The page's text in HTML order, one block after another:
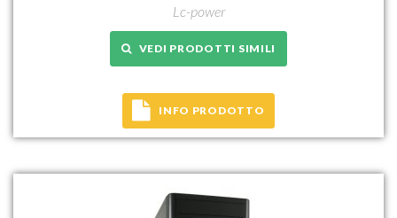
Lc-power
VEDI PRODOTTI SIMILI
INFO PRODOTTO